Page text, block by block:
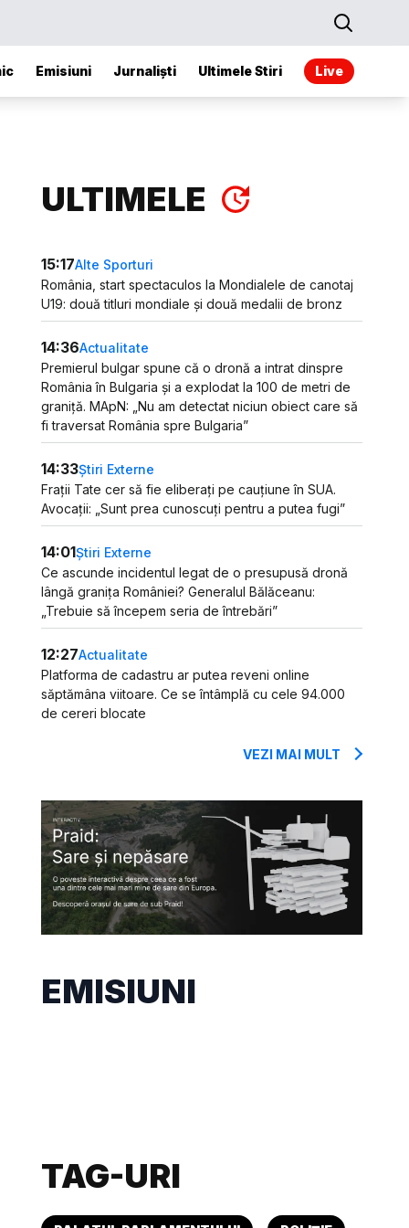
Emisiuni Jurnaliști Ultimele Stiri Live
ULTIMELE
15:17Alte Sporturi
România, start spectaculos la Mondialele de canotaj
U19: două titluri mondiale și două medalii de bronz
14:36Actualitate
Premierul bulgar spune că o dronă a intrat dinspre
România în Bulgaria și a explodat la 100 de metri de
graniță. MApN: „Nu am detectat niciun obiect care să
fi traversat România spre Bulgaria”
14:33Știri Externe
Frații Tate cer să fie eliberați pe cauțiune în SUA.
Avocații: „Sunt prea cunoscuți pentru a putea fugi”
14:01Știri Externe
Ce ascunde incidentul legat de o presupusă dronă
lângă granița României? Generalul Bălăceanu:
„Trebuie să începem seria de întrebări”
12:27Actualitate
Platforma de cadastru ar putea reveni online
săptămâna viitoare. Ce se întâmplă cu cele 94.000
de cereri blocate
VEZI MAI MULT
EMISIUNI
TAG-URI